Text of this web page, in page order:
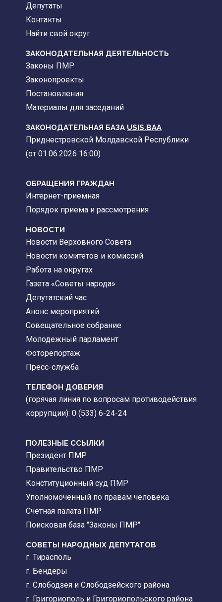
Депутаты
Контакты
Найти свой округ
ЗАКОНОДАТЕЛЬНАЯ ДЕЯТЕЛЬНОСТЬ
Законы ПМР
Законопроекты
Постановления
Материалы для заседаний
ЗАКОНОДАТЕЛЬНАЯ БАЗА USIS.BAA
Приднестровской Молдавской Республики
(от 01.06.2026 16:00)
ОБРАЩЕНИЯ ГРАЖДАН
Интернет-приемная
Порядок приема и рассмотрения
НОВОСТИ
Новости Верховного Совета
Новости комитетов и комиссий
Работа на округах
Газета «Советы народа»
Депутатский час
Анонс мероприятий
Совещательное собрание
Молодежный парламент
Фоторепортаж
Пресс-служба
ТЕЛЕФОН ДОВЕРИЯ
(горячая линия по вопросам противодействия
коррупции): 0 (533) 6-24-24
ПОЛЕЗНЫЕ ССЫЛКИ
Президент ПМР
Правительство ПМР
Конституционный суд ПМР
Уполномоченный по правам человека
Счетная палата ПМР
Поисковая база "Законы ПМР"
СОВЕТЫ НАРОДНЫХ ДЕПУТАТОВ
г. Тирасполь
г. Бендеры
г. Слободзея и Слободзейского района
г. Григориополь и Григориопольского района